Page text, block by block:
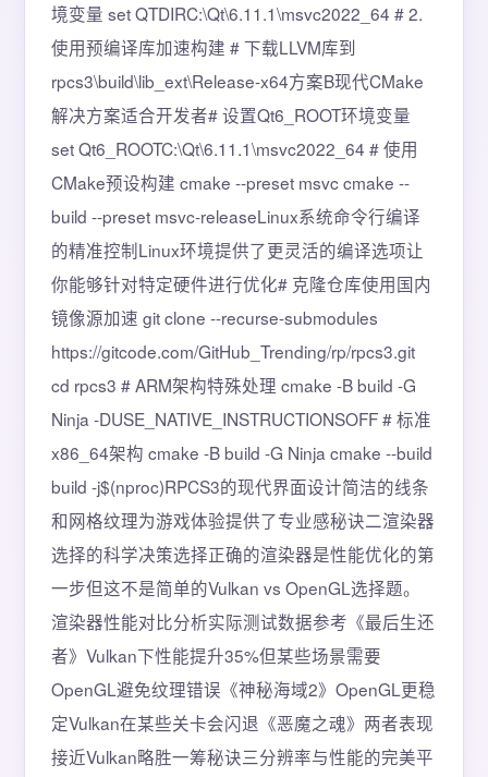
境变量 set QTDIRC:\Qt\6.11.1\msvc2022_64 # 2.
使用预编译库加速构建 # 下载LLVM库到
rpcs3\build\lib_ext\Release-x64方案B现代CMake
解决方案适合开发者# 设置Qt6_ROOT环境变量
set Qt6_ROOTC:\Qt\6.11.1\msvc2022_64 # 使用
CMake预设构建 cmake --preset msvc cmake --
build --preset msvc-releaseLinux系统命令行编译
的精准控制Linux环境提供了更灵活的编译选项让
你能够针对特定硬件进行优化# 克隆仓库使用国内
镜像源加速 git clone --recurse-submodules
https://gitcode.com/GitHub_Trending/rp/rpcs3.git
cd rpcs3 # ARM架构特殊处理 cmake -B build -G
Ninja -DUSE_NATIVE_INSTRUCTIONSOFF # 标准
x86_64架构 cmake -B build -G Ninja cmake --build
build -j$(nproc)RPCS3的现代界面设计简洁的线条
和网格纹理为游戏体验提供了专业感秘诀二渲染器
选择的科学决策选择正确的渲染器是性能优化的第
一步但这不是简单的Vulkan vs OpenGL选择题。
渲染器性能对比分析实际测试数据参考《最后生还
者》Vulkan下性能提升35%但某些场景需要
OpenGL避免纹理错误《神秘海域2》OpenGL更稳
定Vulkan在某些关卡会闪退《恶魔之魂》两者表现
接近Vulkan略胜一筹秘诀三分辨率与性能的完美平